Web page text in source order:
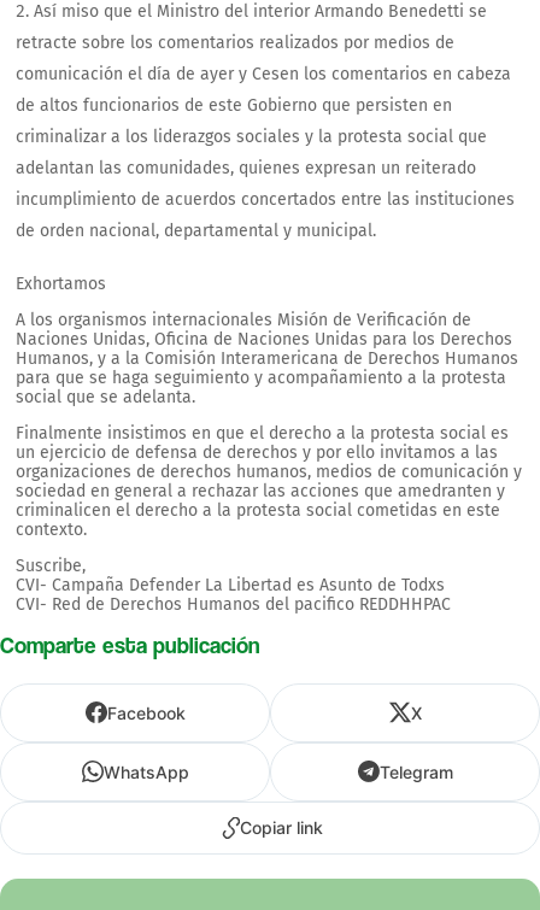
Así miso que el Ministro del interior Armando Benedetti se
retracte sobre los comentarios realizados por medios de
comunicación el día de ayer y Cesen los comentarios en cabeza
de altos funcionarios de este Gobierno que persisten en
criminalizar a los liderazgos sociales y la protesta social que
adelantan las comunidades, quienes expresan un reiterado
incumplimiento de acuerdos concertados entre las instituciones
de orden nacional, departamental y municipal.
Exhortamos
A los organismos internacionales Misión de Verificación de
Naciones Unidas, Oficina de Naciones Unidas para los Derechos
Humanos, y a la Comisión Interamericana de Derechos Humanos
para que se haga seguimiento y acompañamiento a la protesta
social que se adelanta.
Finalmente insistimos en que el derecho a la protesta social es
un ejercicio de defensa de derechos y por ello invitamos a las
organizaciones de derechos humanos, medios de comunicación y
sociedad en general a rechazar las acciones que amedranten y
criminalicen el derecho a la protesta social cometidas en este
contexto.
Suscribe,
CVI- Campaña Defender La Libertad es Asunto de Todxs
CVI- Red de Derechos Humanos del pacifico REDDHHPAC
Comparte esta publicación
Facebook X
WhatsApp Telegram
Copiar link